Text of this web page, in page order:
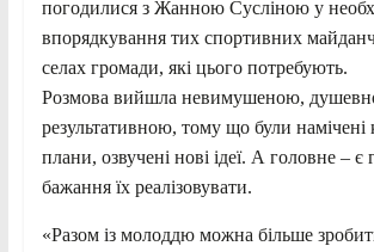
погодилися з Жанною Сусліною у
впорядкування тих спортивних
селах громади, які цього потребують.
Розмова вийшла невимушеною,
результативною, тому що були намічені
плани, озвучені нові ідеї. А головне – є
бажання їх реалізовувати.
«Разом із молоддю можна більше